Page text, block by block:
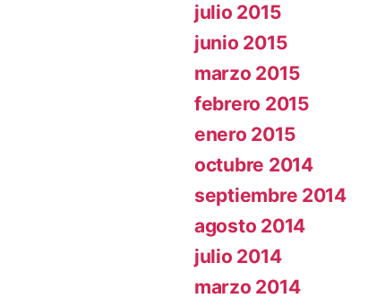
julio 2015
junio 2015
marzo 2015
febrero 2015
enero 2015
octubre 2014
septiembre 2014
agosto 2014
julio 2014
marzo 2014